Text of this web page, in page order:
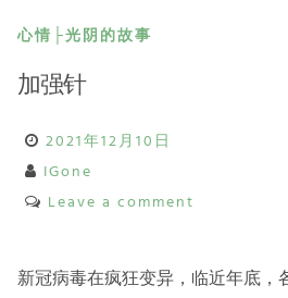
心情├光阴的故事
加强针
2021年12月10日
IGone
Leave a comment
新冠病毒在疯狂变异，临近年底，